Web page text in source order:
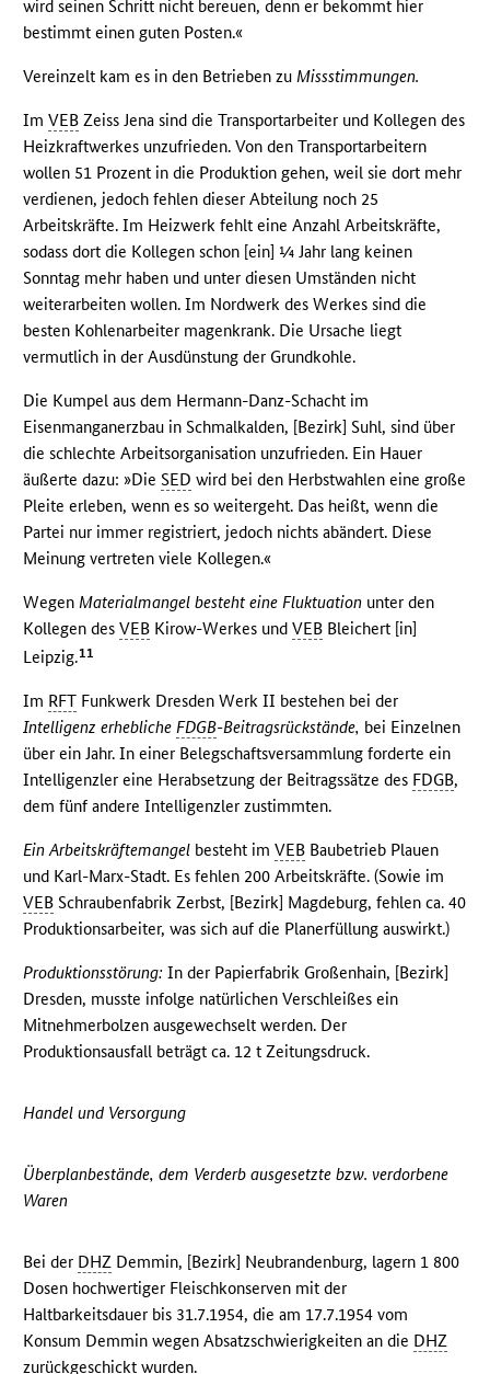
wird seinen Schritt nicht bereuen, denn er bekommt hier
bestimmt einen guten Posten.«
Vereinzelt kam es in den Betrieben zu Missstimmungen.
ImVEB Zeiss Jena sind die Transportarbeiter und Kollegen des
Heizkraftwerkes unzufrieden. Von den Transportarbeitern
wollen 51 Prozent in die Produktion gehen, weil sie dort mehr
verdienen, jedoch fehlen dieser Abteilung noch 25
Arbeitskräfte. Im Heizwerk fehlt eine Anzahl Arbeitskräfte,
sodass dort die Kollegen schon [ein] ¼ Jahr lang keinen
Sonntag mehr haben und unter diesen Umständen nicht
weiterarbeiten wollen. Im Nordwerk des Werkes sind die
besten Kohlenarbeiter magenkrank. Die Ursache liegt
vermutlich in der Ausdünstung der Grundkohle.
Die Kumpel aus dem Hermann-Danz-Schacht im
Eisenmanganerzbau in Schmalkalden, [Bezirk] Suhl, sind über
die schlechte Arbeitsorganisation unzufrieden. Ein Hauer
äußerte dazu: »DieSED wird bei den Herbstwahlen eine große
Pleite erleben, wenn es so weitergeht. Das heißt, wenn die
Partei nur immer registriert, jedoch nichts abändert. Diese
Meinung vertreten viele Kollegen.«
Wegen Materialmangel besteht eine Fluktuation unter den
Kollegen desVEB Kirow-Werkes undVEB Bleichert [in]
Leipzig.11
Im RFT Funkwerk Dresden Werk II bestehen bei der
Intelligenz erhebliche FDGB-Beitragsrückstände, bei Einzelnen
über ein Jahr. In einer Belegschaftsversammlung forderte ein
Intelligenzler eine Herabsetzung der Beitragssätze des FDGB,
dem fünf andere Intelligenzler zustimmten.
Ein Arbeitskräftemangel besteht imVEB Baubetrieb Plauen
und Karl-Marx-Stadt. Es fehlen 200 Arbeitskräfte. (Sowie im
VEB Schraubenfabrik Zerbst, [Bezirk] Magdeburg, fehlen ca. 40
Produktionsarbeiter, was sich auf die Planerfüllung auswirkt.)
Produktionsstörung: In der Papierfabrik Großenhain, [Bezirk]
Dresden, musste infolge natürlichen Verschleißes ein
Mitnehmerbolzen ausgewechselt werden. Der
Produktionsausfall beträgt ca. 12 t Zeitungsdruck.
Handel und Versorgung
Überplanbestände, dem Verderb ausgesetzte bzw. verdorbene
Waren
Bei der DHZ Demmin, [Bezirk] Neubrandenburg, lagern 1 800
Dosen hochwertiger Fleischkonserven mit der
Haltbarkeitsdauer bis 31.7.1954, die am 17.7.1954 vom
Konsum Demmin wegen Absatzschwierigkeiten an die DHZ
zurückgeschickt wurden.